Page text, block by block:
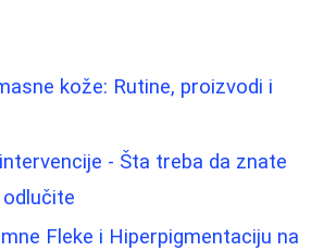
kože: Rutine, proizvodi i
- Šta treba da znate
Fleke i Hiperpigmentaciju na